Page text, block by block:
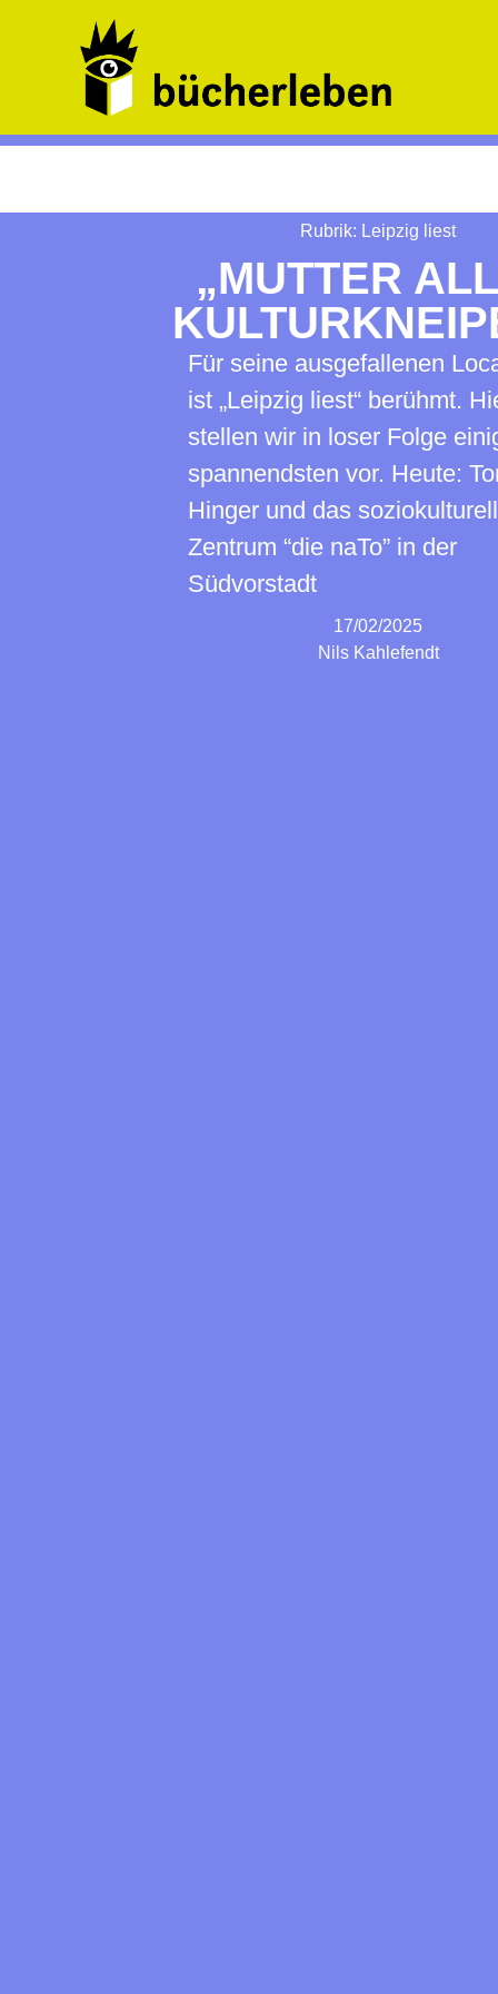
Rubrik: Leipzig liest
„MUTTER
Für seine ausgefallenen
ist „Leipzig liest“ berühmt.
stellen wir in loser Folge
spannendsten vor. Heute:
Hinger und das
Zentrum “die naTo” in der
Südvorstadt
17/02/2025
Nils Kahlefendt